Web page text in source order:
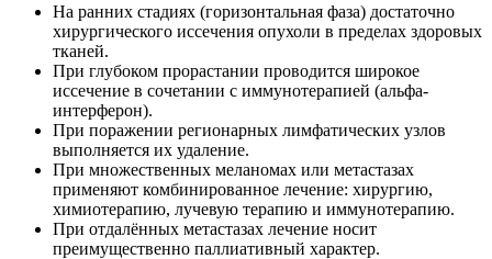
На ранних стадиях (горизонтальная фаза) достаточно
хирургического иссечения опухоли в пределах здоровых
тканей.
При глубоком прорастании проводится широкое
иссечение в сочетании с иммунотерапией (альфа-
интерферон).
При поражении регионарных лимфатических узлов
выполняется их удаление.
При множественных меланомах или метастазах
применяют комбинированное лечение: хирургию,
химиотерапию, лучевую терапию и иммунотерапию.
При отдалённых метастазах лечение носит
преимущественно паллиативный характер.